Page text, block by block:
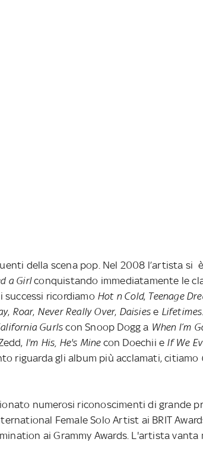
della scena pop. Nel 2008 l’artista si è
a Girlconquistando immediatamente le
successi ricordiamo Hot n Cold, Teenage
, Roar, Never Really Over, Daisies e Lifetimes
Gurlscon Snoop Dogg a When I’m
I'm His, He's Mine con Doechii e If We
riguarda gli album più acclamati, citiamo
numerosi riconoscimenti di grande
Female Solo Artist ai BRIT
ai Grammy Awards. L'artista vanta